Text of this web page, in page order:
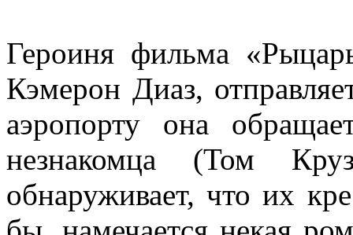
Героиня фильма
Кэмерон Диаз,
аэропорту она
незнакомца (Том
обнаруживает, что их